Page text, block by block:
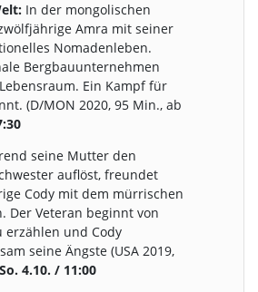
In der mongolischen
Amra mit seiner
Nomadenleben.
Bergbauunternehmen
Ein Kampf für
(D/MON 2020, 95 Min., ab
seine Mutter den
auflöst, freundet
Cody mit dem mürrischen
Der Veteran beginnt von
erzählen und Cody
seine Ängste (USA 2019,
So. 4.10. / 11:00